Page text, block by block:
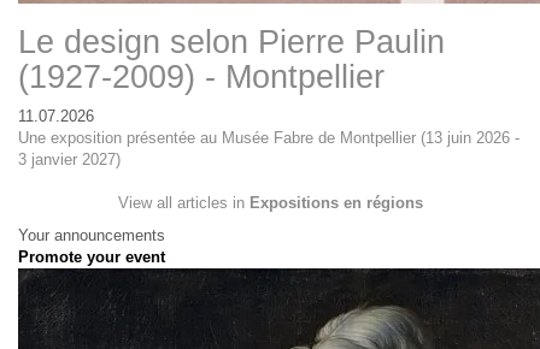
Le design selon Pierre Paulin
(1927-2009) - Montpellier
11.07.2026
Une exposition présentée au Musée Fabre de Montpellier (13 juin 2026 -
3 janvier 2027)
View all articles in Expositions en régions
Your announcements
Promote your event